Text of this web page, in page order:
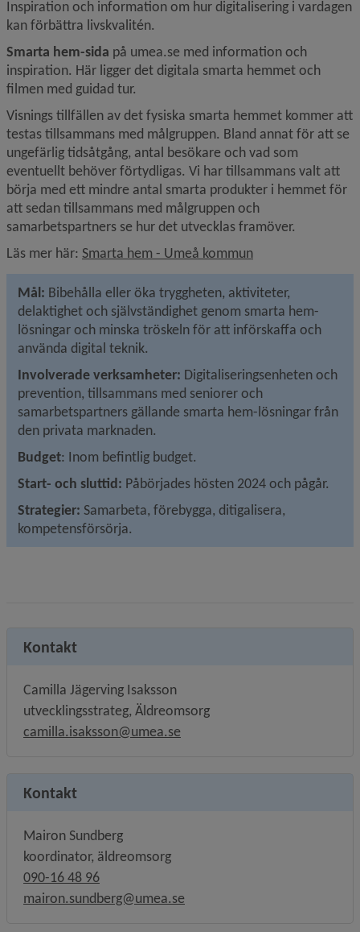
Inspiration och information om hur digitalisering i vardagen
kan förbättra livskvalitén.
Smarta hem-sida på umea.se med information och
inspiration. Här ligger det digitala smarta hemmet och
filmen med guidad tur.
Visnings tillfällen av det fysiska smarta hemmet kommer att
testas tillsammans med målgruppen. Bland annat för att se
ungefärlig tidsåtgång, antal besökare och vad som
eventuellt behöver förtydligas. Vi har tillsammans valt att
börja med ett mindre antal smarta produkter i hemmet för
att sedan tillsammans med målgruppen och
samarbetspartners se hur det utvecklas framöver.
Läs mer här: Smarta hem - Umeå kommun
Mål: Bibehålla eller öka tryggheten, aktiviteter,
delaktighet och självständighet genom smarta hem-
lösningar och minska tröskeln för att införskaffa och
använda digital teknik.
Involverade verksamheter: Digitaliseringsenheten och
prevention, tillsammans med seniorer och
samarbetspartners gällande smarta hem-lösningar från
den privata marknaden.
Budget: Inom befintlig budget.
Start- och sluttid: Påbörjades hösten 2024 och pågår.
Strategier: Samarbeta, förebygga, ditigalisera,
kompetensförsörja.
Kontakt
Camilla Jägerving Isaksson
utvecklingsstrateg, Äldreomsorg
camilla.isaksson@umea.se
Kontakt
Mairon Sundberg
koordinator, äldreomsorg
090-16 48 96
mairon.sundberg@umea.se